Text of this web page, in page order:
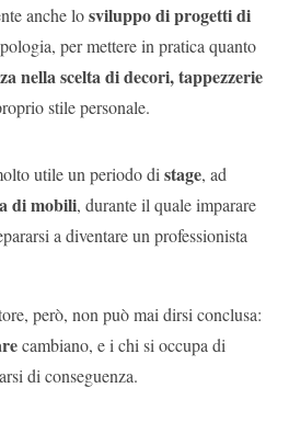
anche losviluppo di progetti di
per mettere in pratica quanto
nella scelta di decori, tappezzerie
stile personale.
utile un periodo di stage, ad
di mobili, durante il quale imparare
a diventare un professionista
però, non può mai dirsi conclusa:
cambiano, e i chi si occupa di
di conseguenza.